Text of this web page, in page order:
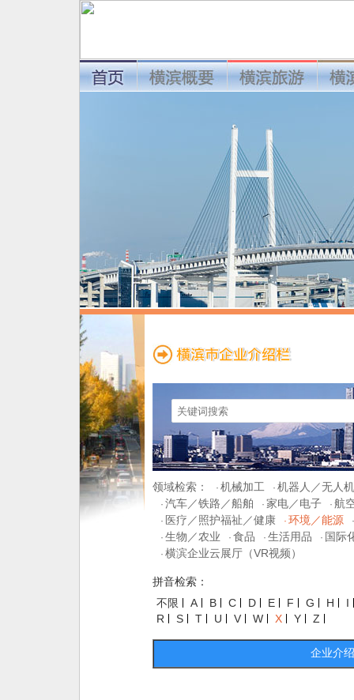
领域检索： · 机械加工 · 机器人／无人机
· 汽车／铁路／船舶 · 家电／电子 · 航
· 医疗／照护福祉／健康 · 环境／能源
·
· 生物／农业 · 食品 · 生活用品 · 国际
· 横滨企业云展厅（VR视频）
拼音检索：
不限
A B C D E F G H
I
R
S T U V W X Y Z
企业介绍